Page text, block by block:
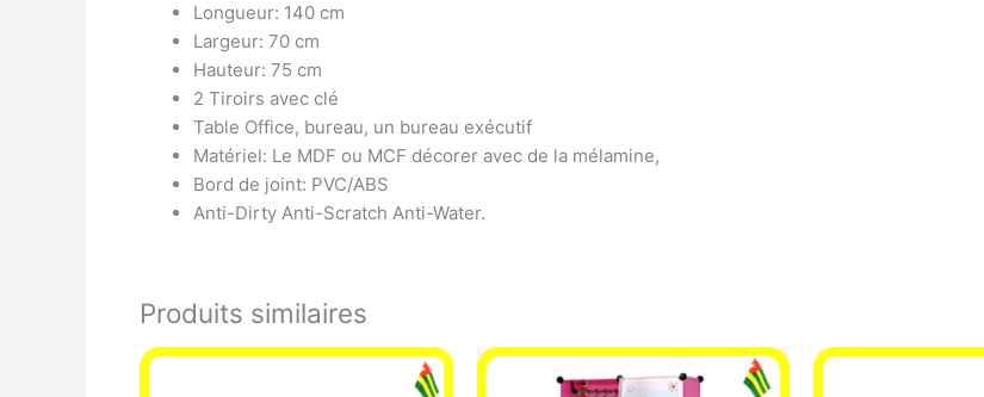
Longueur: 140 cm
Largeur: 70 cm
Hauteur: 75 cm
2 Tiroirs avec clé
Table Office, bureau, un bureau exécutif
Matériel: Le MDF ou MCF décorer avec de la mélamine,
Bord de joint: PVC/ABS
Anti-Dirty Anti-Scratch Anti-Water.
Produits similaires